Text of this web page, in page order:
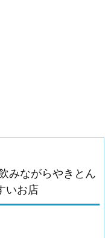
みながらやきとん
いお店